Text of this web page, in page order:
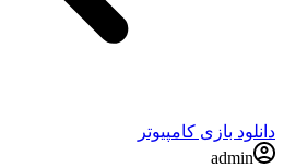
بازی کامپیوتر